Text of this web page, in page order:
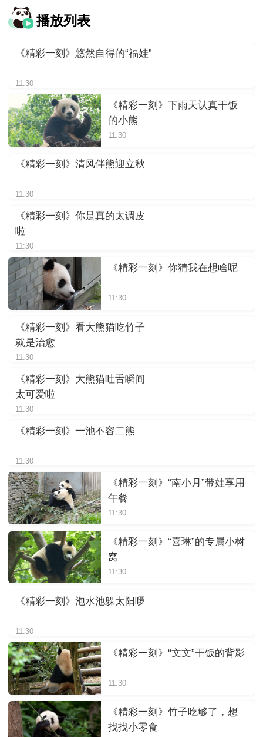
播放列表
《精彩一刻》悠然自得的“福娃”
11:30
《精彩一刻》下雨天认真干饭
的小熊
11:30
《精彩一刻》清风伴熊迎立秋
11:30
《精彩一刻》你是真的太调皮
啦
11:30
《精彩一刻》你猜我在想啥呢
11:30
《精彩一刻》看大熊猫吃竹子
就是治愈
11:30
《精彩一刻》大熊猫吐舌瞬间
太可爱啦
11:30
《精彩一刻》一池不容二熊
11:30
《精彩一刻》“南小月”带娃享用
午餐
11:30
《精彩一刻》“喜琳”的专属小树
窝
11:30
《精彩一刻》泡水池躲太阳啰
11:30
《精彩一刻》“文文”干饭的背影
11:30
《精彩一刻》竹子吃够了，想
找找小零食